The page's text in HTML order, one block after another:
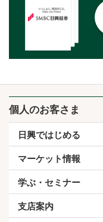
個人のお客さま
日興ではじめる
マーケット情報
学ぶ・セミナー
支店案内